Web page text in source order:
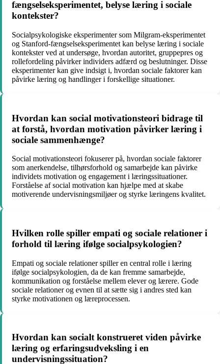
fængselseksperimentet, belyse læring i sociale
kontekster?
Socialpsykologiske eksperimenter som Milgram-eksperimentet
og Stanford-fængselseksperimentet kan belyse læring i sociale
kontekster ved at undersøge, hvordan autoritet, gruppepres og
rollefordeling påvirker individers adfærd og beslutninger. Disse
eksperimenter kan give indsigt i, hvordan sociale faktorer kan
påvirke læring og handlinger i forskellige situationer.
Hvordan kan social motivationsteori bidrage til
at forstå, hvordan motivation påvirker læring i
sociale sammenhænge?
Social motivationsteori fokuserer på, hvordan sociale faktorer
som anerkendelse, tilhørsforhold og samarbejde kan påvirke
individets motivation og engagement i læringssituationer.
Forståelse af social motivation kan hjælpe med at skabe
motiverende undervisningsmiljøer og styrke læringens kvalitet.
Hvilken rolle spiller empati og sociale relationer i
forhold til læring ifølge socialpsykologien?
Empati og sociale relationer spiller en central rolle i læring
ifølge socialpsykologien, da de kan fremme samarbejde,
kommunikation og forståelse mellem elever og lærere. Gode
sociale relationer og evnen til at sætte sig i andres sted kan
styrke motivationen og læreprocessen.
Hvordan kan socialt konstrueret viden påvirke
læring og erfaringsudveksling i en
undervisningssituation?